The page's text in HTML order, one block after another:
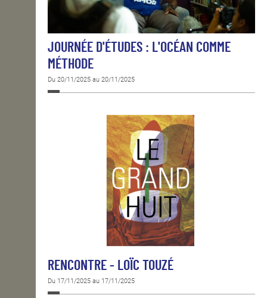
JOURNÉE D'ÉTUDES : L'OCÉAN COMME
MÉTHODE
Du 20/11/2025 au 20/11/2025
RENCONTRE - LOÏC TOUZÉ
Du 17/11/2025 au 17/11/2025